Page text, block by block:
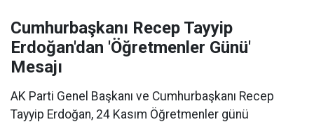
Cumhurbaşkanı Recep Tayyip
Erdoğan'dan 'Öğretmenler Günü'
Mesajı
AK Parti Genel Başkanı ve Cumhurbaşkanı Recep
Tayyip Erdoğan, 24 Kasım Öğretmenler günü